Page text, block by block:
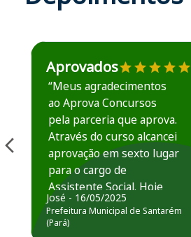
Estudante José recomenda o
Aprovados
“Meus agradecimentos
ao Aprova Concursos
pela parceria que aprova.
Através do curso alcancei
aprovação em sexto lugar
para o cargo de
Assistente Social. Hoje
estou atuando na
Prefeitura de Santarém.
José - 16/05/2025
Prefeitura Municipal de Santarém
(Pará)